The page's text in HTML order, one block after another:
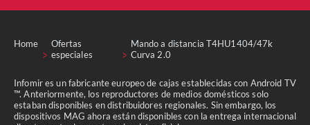
Home
Ofertas
especiales
Mando a distancia T4HU1404/47k
Curva 2.0
Infomir es un fabricante europeo de cajas establecidas con Android TV
™. Anteriormente, los reproductores de medios domésticos solo
estaban disponibles en distribuidores regionales. Sin embargo, los
dispositivos MAG ahora están disponibles con la entrega internacional